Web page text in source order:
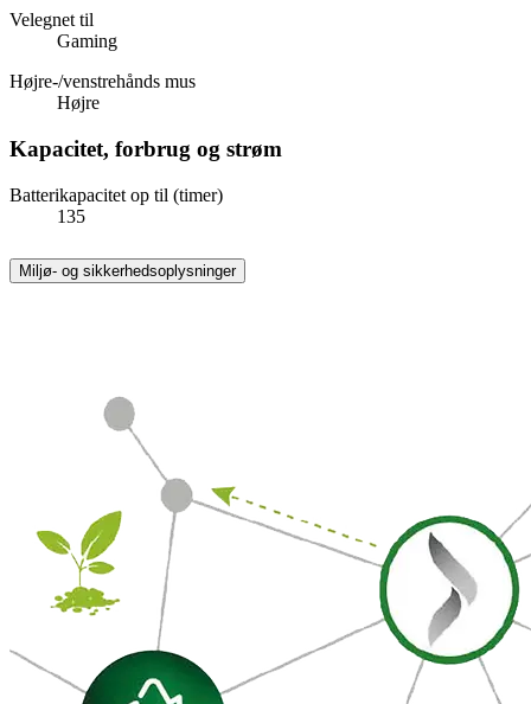
Velegnet til
Gaming
Højre-/venstrehånds mus
Højre
Kapacitet, forbrug og strøm
Batterikapacitet op til (timer)
135
Miljø- og sikkerhedsoplysninger